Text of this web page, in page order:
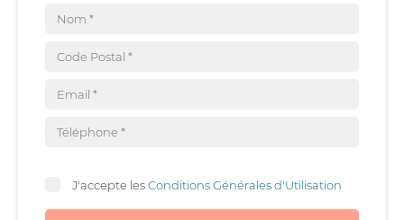
J'accepte lesConditions Générales d'Utilisation